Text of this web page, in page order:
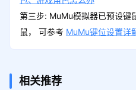
第三步: MuMu模拟器已预设键
鼠， 可参考 MuMu键位设置详
相关推荐